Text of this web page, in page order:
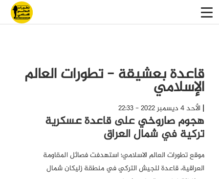
قاعدة بعشيقة - تطورات العالم
الإسلامي
الأحد 4 ديسمبر 2022 - 22:33
هجوم صاروخي على قاعدة عسكرية
تركية في شمال العراق
موقع تطورات العالم الاسلامي؛ استهدفت فصائل المقاومة
العراقية، قاعدة للجيش التركي في منطقة زليكان شمال